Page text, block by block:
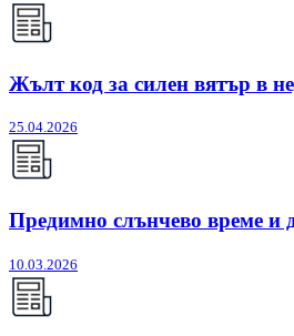
Жълт код за силен вятър в
25.04.2026
Предимно слънчево време и
10.03.2026